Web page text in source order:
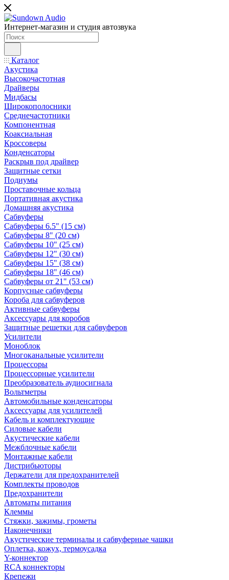
Интернет-магазин и студия автозвука
Каталог
Акустика
Высокочастотная
Драйверы
Мидбасы
Широкополосники
Среднечастотники
Компонентная
Коаксиальная
Кроссоверы
Конденсаторы
Раскрыв под драйвер
Защитные сетки
Подиумы
Проставочные кольца
Портативная акустика
Домашняя акустика
Сабвуферы
Сабвуферы 6.5" (15 см)
Сабвуферы 8" (20 см)
Сабвуферы 10" (25 см)
Сабвуферы 12" (30 см)
Сабвуферы 15" (38 см)
Сабвуферы 18" (46 см)
Сабвуферы от 21" (53 см)
Корпусные сабвуферы
Короба для сабвуферов
Активные сабвуферы
Аксессуары для коробов
Защитные решетки для сабвуферов
Усилители
Моноблок
Многоканальные усилители
Процессоры
Процессорные усилители
Преобразователь аудиосигнала
Вольтметры
Автомобильные конденсаторы
Аксессуары для усилителей
Кабель и комплектующие
Силовые кабели
Акустические кабели
Межблочные кабели
Монтажные кабели
Дистрибьюторы
Держатели для предохранителей
Комплекты проводов
Предохранители
Автоматы питания
Клеммы
Стяжки, зажимы, грометы
Наконечники
Акустические терминалы и сабвуферные чашки
Оплетка, кожух, термоусадка
Y-коннектор
RCA коннекторы
Крепежи